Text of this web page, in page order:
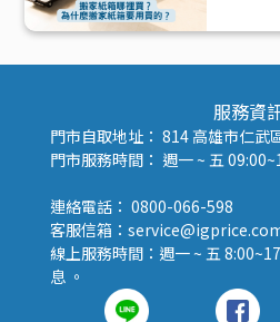
服務資
門市自取地址： 814 高雄市仁
門市服務時間： 週一 ~ 五
連絡電話： 0800-066-598
客服信箱：
線上服務時間：週一 ~ 五
息 。